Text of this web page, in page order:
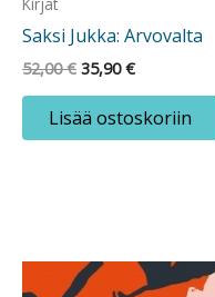
Saksi Jukka: Arvovalta
52,00€ Alkuperäinen
oli:
52,00 €.
35,90€Nykyinen
on:
35,90 €.
Lisää ostoskoriin